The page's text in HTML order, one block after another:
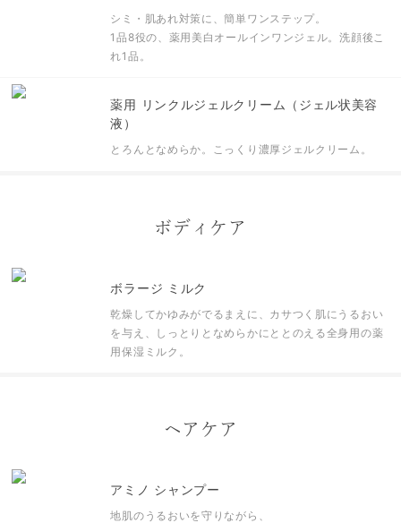
シミ・肌あれ対策に、簡単ワンステップ。
1品8役の、薬用美白オールインワンジェル。洗顔後こ
れ1品。
薬用 リンクルジェルクリーム（ジェル状美容
液）
とろんとなめらか。こっくり濃厚ジェルクリーム。
ボディケア
ボラージ ミルク
乾燥してかゆみがでるまえに、カサつく肌にうるおい
を与え、しっとりとなめらかにととのえる全身用の薬
用保湿ミルク。
ヘアケア
アミノ シャンプー
地肌のうるおいを守りながら、